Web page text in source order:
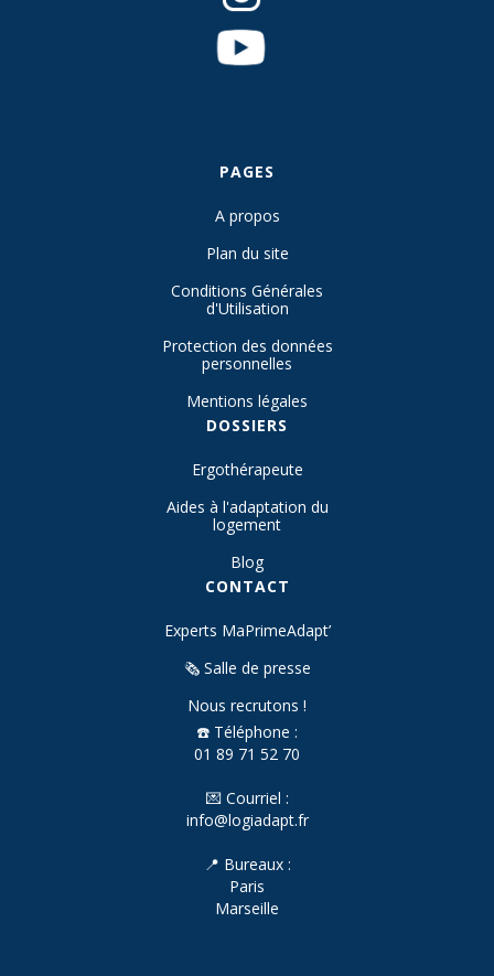
PAGES
A propos
Plan du site
Conditions Générales
d'Utilisation
Protection des données
personnelles
Mentions légales
DOSSIERS
Ergothérapeute
Aides à l'adaptation du
logement
Blog
CONTACT
Experts MaPrimeAdapt’
🗞️ Salle de presse
Nous recrutons !
☎️ Téléphone :
01 89 71 52 70
💌 Courriel :
info@logiadapt.fr
📍 Bureaux :
Paris
Marseille